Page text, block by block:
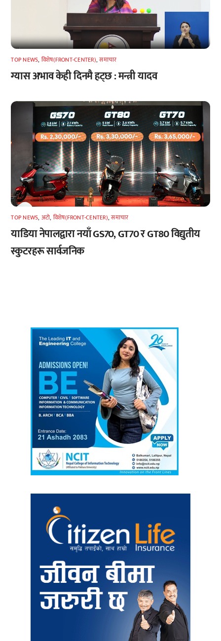
TOP NEWS, विशेष(FRONT-CENTER),समाचार
ग्यास अभाव केही दिनमै हट्छ : मन्त्री यादव
TOP NEWS, अटाे, विशेष(FRONT-CENTER),समाचार
याडिया नेपालद्वारा नयाँ GS70, GT70 र GT80 विद्युतीय
स्कुटरहरू सार्वजनिक